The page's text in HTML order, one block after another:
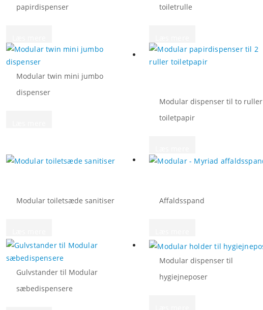
papirdispenser
toiletrulle
Modular twin mini jumbo
dispenser
Modular dispenser til to ruller
toiletpapir
Modular toiletsæde sanitiser Affaldsspand
Gulvstander til Modular
sæbedispensere
Modular dispenser til
hygiejneposer